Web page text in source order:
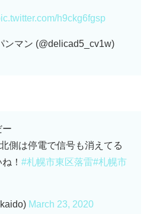
h9ckg6fgsp
マン (@delicad5_cv1w)
ー
側は停電で信号も消えてる
！ #札幌市東区落雷#札幌市
March 23, 2020